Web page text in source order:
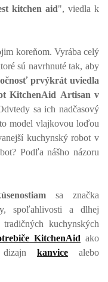
kitchen aid", viedla k
koreňom. Vyrába celý
sú navrhnuté tak, aby
prvýkrát uviedla
KitchenAid Artisan v
sa ich nadčasový
model vlajkovou loďou
kuchynský robot v
Podľa nášho názoru
sa značka
spoľahlivosti a dlhej
kuchynských
KitchenAid ako
kanvice alebo